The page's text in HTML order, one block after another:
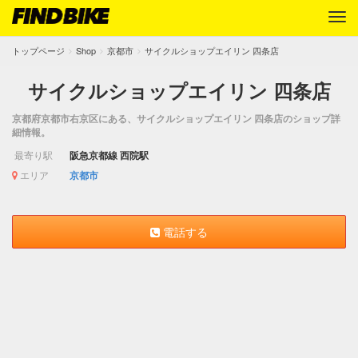
トップページ Shop 京都市 サイクルショップエイリン 四条店
サイクルショップエイリン 四条店
京都府京都市右京区にある、サイクルショップエイリン 四条店のショップ詳
細情報。
最寄り駅 阪急京都線 西院駅
エリア 京都市
電話する